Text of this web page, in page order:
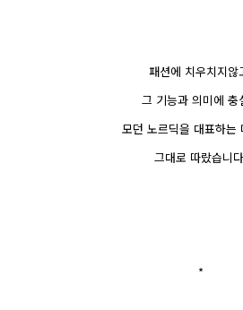
패션에 치우치지않
그 기능과 의미에 충
모던 노르딕을 대표하는
그대로 따랐습니
*